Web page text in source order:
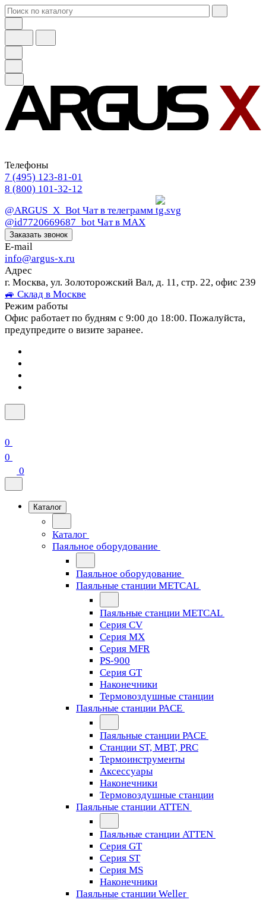
Телефоны
7 (495) 123-81-01
8 (800) 101-32-12
@ARGUS_X_Bot Чат в телеграмм
@id7720669687_bot Чат в МАХ
Заказать звонок
E-mail
info@argus-x.ru
Адрес
г. Москва, ул. Золоторожский Вал, д. 11, стр. 22, офис 239
🚙 Склад в Москве
Режим работы
Офис работает по будням с 9:00 до 18:00. Пожалуйста,
предупредите о визите заранее.
0
0
0
Каталог
Каталог
Паяльное оборудование
Паяльное оборудование
Паяльные станции METCAL
Паяльные станции METCAL
Серия CV
Серия MX
Серия MFR
PS-900
Серия GT
Наконечники
Термовоздушные станции
Паяльные станции PACE
Паяльные станции PACE
Станции ST, MBT, PRC
Термоинструменты
Аксессуары
Наконечники
Термовоздушные станции
Паяльные станции ATTEN
Паяльные станции ATTEN
Серия GT
Серия ST
Серия MS
Наконечники
Паяльные станции Weller